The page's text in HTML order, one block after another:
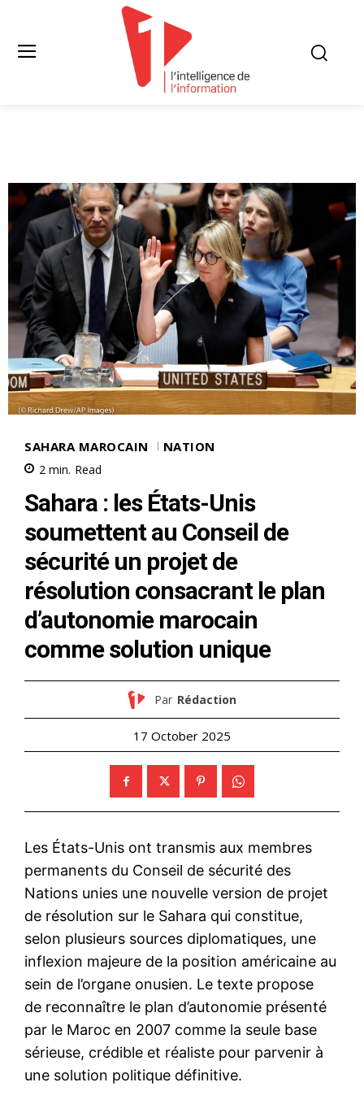
SAHARA MAROCAIN NATION
2 min. Read
Sahara : les États-Unis
soumettent au Conseil de
sécurité un projet de
résolution consacrant le plan
d’autonomie marocain
comme solution unique
Par Rédaction
17 October 2025
Les États-Unis ont transmis aux membres
permanents du Conseil de sécurité des
Nations unies une nouvelle version de projet
de résolution sur le Sahara qui constitue,
selon plusieurs sources diplomatiques, une
inflexion majeure de la position américaine au
sein de l’organe onusien. Le texte propose
de reconnaître le plan d’autonomie présenté
par le Maroc en 2007 comme la seule base
sérieuse, crédible et réaliste pour parvenir à
une solution politique définitive.